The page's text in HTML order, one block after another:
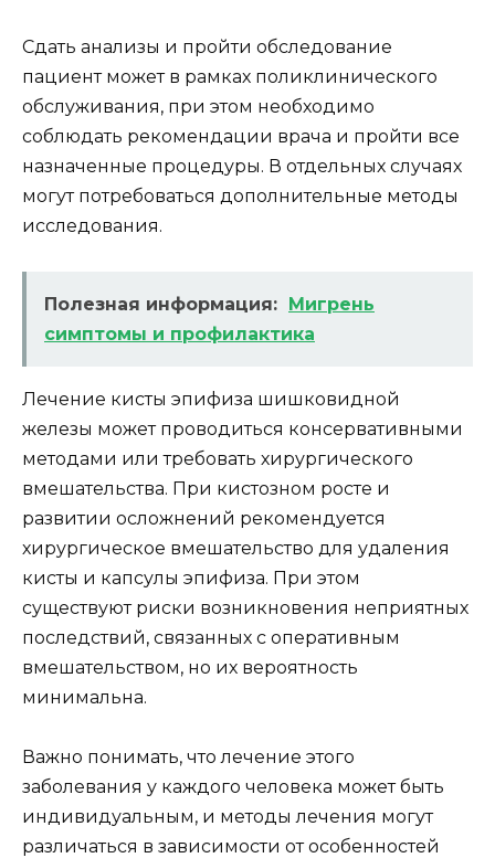
Сдать анализы и пройти обследование
пациент может в рамках поликлинического
обслуживания, при этом необходимо
соблюдать рекомендации врача и пройти все
назначенные процедуры. В отдельных случаях
могут потребоваться дополнительные методы
исследования.
Полезная информация: Мигрень
симптомы и профилактика
Лечение кисты эпифиза шишковидной
железы может проводиться консервативными
методами или требовать хирургического
вмешательства. При кистозном росте и
развитии осложнений рекомендуется
хирургическое вмешательство для удаления
кисты и капсулы эпифиза. При этом
существуют риски возникновения неприятных
последствий, связанных с оперативным
вмешательством, но их вероятность
минимальна.
Важно понимать, что лечение этого
заболевания у каждого человека может быть
индивидуальным, и методы лечения могут
различаться в зависимости от особенностей